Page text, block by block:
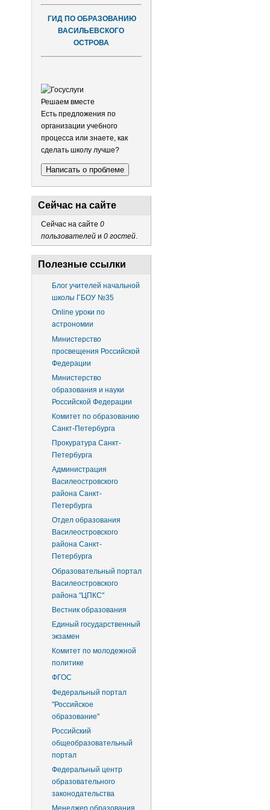
ГИД ПО ОБРАЗОВАНИЮ
ВАСИЛЬЕВСКОГО
ОСТРОВА
Решаем вместе
Есть предложения по
организации учебного
процесса или знаете, как
сделать школу лучше?
Написать о проблеме
Сейчас на сайте
Сейчас на сайте 0
пользователейи 0 гостей.
Полезные ссылки
Блог учителей начальной
школы ГБОУ №35
Online уроки по
астрономии
Министерство
просвещения Российской
Федерации
Министерство
образования и науки
Российской Федерации
Комитет по образованию
Санкт-Петербурга
Прокуратура Санкт-
Петербурга
Администрация
Василеостровского
района Санкт-
Петербурга
Отдел образования
Василеостровского
района Санкт-
Петербурга
Образовательный портал
Василеостровского
района "ЦПКС"
Вестник образования
Единый государственный
экзамен
Комитет по молодежной
политике
ФГОС
Федеральный портал
"Российское
образование"
Российский
общеобразовательный
портал
Федеральный центр
образовательного
законодательства
Менеджер образования